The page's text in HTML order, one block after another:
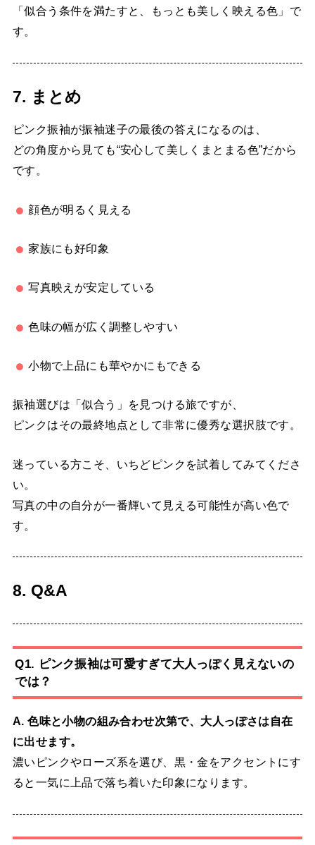
「似合う条件を満たすと、もっとも美しく映える色」で
す。
7. まとめ
ピンク振袖が振袖迷子の最後の答えになるのは、
どの角度から見ても“安心して美しくまとまる色”だから
です。
顔色が明るく見える
家族にも好印象
写真映えが安定している
色味の幅が広く調整しやすい
小物で上品にも華やかにもできる
振袖選びは「似合う」を見つける旅ですが、
ピンクはその最終地点として非常に優秀な選択肢です。
迷っている方こそ、いちどピンクを試着してみてくださ
い。
写真の中の自分が一番輝いて見える可能性が高い色で
す。
8. Q&A
Q1. ピンク振袖は可愛すぎて大人っぽく見えないの
では？
A. 色味と小物の組み合わせ次第で、大人っぽさは自在
に出せます。
濃いピンクやローズ系を選び、黒・金をアクセントにす
ると一気に上品で落ち着いた印象になります。